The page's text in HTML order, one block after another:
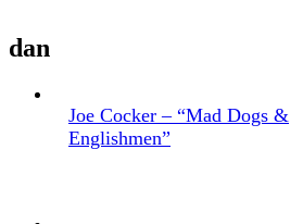
dan
Joe Cocker – “Mad Dogs &
Englishmen”